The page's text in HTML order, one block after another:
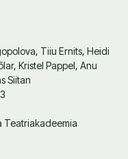
, Tiiu Ernits, Heidi
, Kristel Pappel, Anu
Siitan
Teatriakadeemia